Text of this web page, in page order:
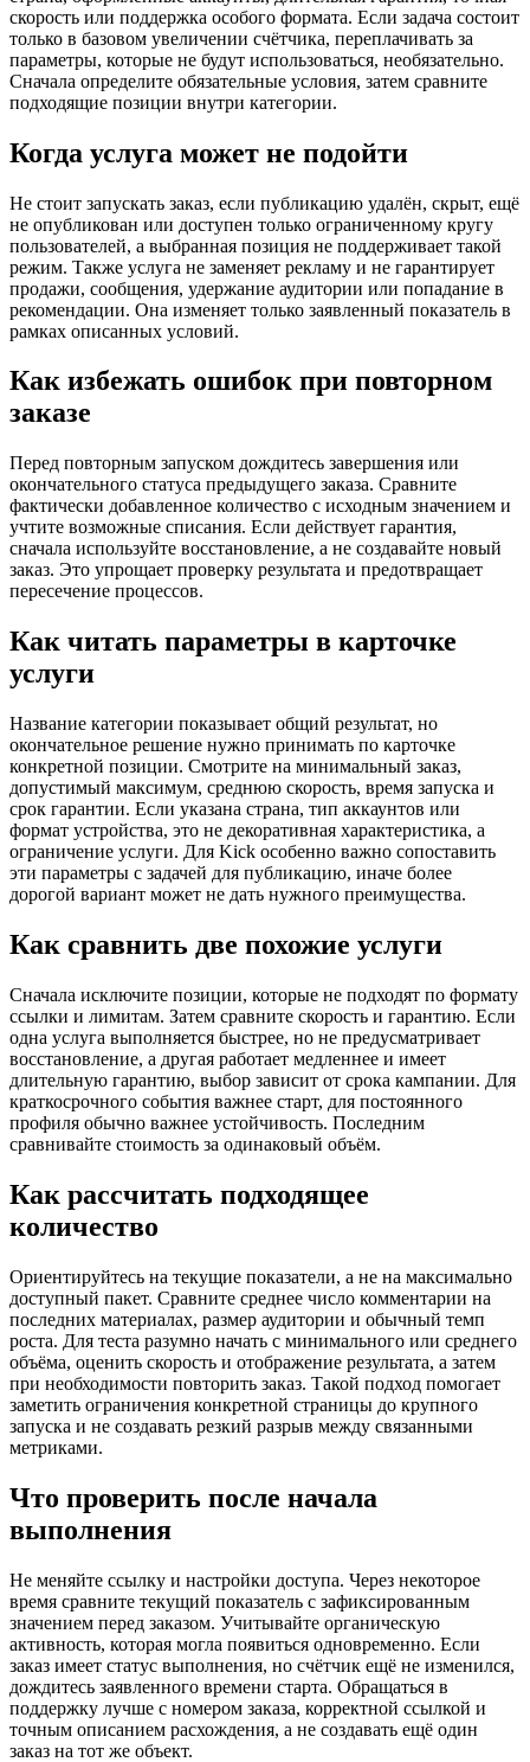
скорость или поддержка особого формата. Если задача состоит
только в базовом увеличении счётчика, переплачивать за
параметры, которые не будут использоваться, необязательно.
Сначала определите обязательные условия, затем сравните
подходящие позиции внутри категории.
Когда услуга может не подойти
Не стоит запускать заказ, если публикацию удалён, скрыт, ещё
не опубликован или доступен только ограниченному кругу
пользователей, а выбранная позиция не поддерживает такой
режим. Также услуга не заменяет рекламу и не гарантирует
продажи, сообщения, удержание аудитории или попадание в
рекомендации. Она изменяет только заявленный показатель в
рамках описанных условий.
Как избежать ошибок при повторном
заказе
Перед повторным запуском дождитесь завершения или
окончательного статуса предыдущего заказа. Сравните
фактически добавленное количество с исходным значением и
учтите возможные списания. Если действует гарантия,
сначала используйте восстановление, а не создавайте новый
заказ. Это упрощает проверку результата и предотвращает
пересечение процессов.
Как читать параметры в карточке
услуги
Название категории показывает общий результат, но
окончательное решение нужно принимать по карточке
конкретной позиции. Смотрите на минимальный заказ,
допустимый максимум, среднюю скорость, время запуска и
срок гарантии. Если указана страна, тип аккаунтов или
формат устройства, это не декоративная характеристика, а
ограничение услуги. Для Kick особенно важно сопоставить
эти параметры с задачей для публикацию, иначе более
дорогой вариант может не дать нужного преимущества.
Как сравнить две похожие услуги
Сначала исключите позиции, которые не подходят по формату
ссылки и лимитам. Затем сравните скорость и гарантию. Если
одна услуга выполняется быстрее, но не предусматривает
восстановление, а другая работает медленнее и имеет
длительную гарантию, выбор зависит от срока кампании. Для
краткосрочного события важнее старт, для постоянного
профиля обычно важнее устойчивость. Последним
сравнивайте стоимость за одинаковый объём.
Как рассчитать подходящее
количество
Ориентируйтесь на текущие показатели, а не на максимально
доступный пакет. Сравните среднее число комментарии на
последних материалах, размер аудитории и обычный темп
роста. Для теста разумно начать с минимального или среднего
объёма, оценить скорость и отображение результата, а затем
при необходимости повторить заказ. Такой подход помогает
заметить ограничения конкретной страницы до крупного
запуска и не создавать резкий разрыв между связанными
метриками.
Что проверить после начала
выполнения
Не меняйте ссылку и настройки доступа. Через некоторое
время сравните текущий показатель с зафиксированным
значением перед заказом. Учитывайте органическую
активность, которая могла появиться одновременно. Если
заказ имеет статус выполнения, но счётчик ещё не изменился,
дождитесь заявленного времени старта. Обращаться в
поддержку лучше с номером заказа, корректной ссылкой и
точным описанием расхождения, а не создавать ещё один
заказ на тот же объект.